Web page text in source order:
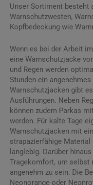
Unser Sortiment besteht
Warnschutzwesten,
Kopfbedeckung wie
Wenn es bei der Arbeit
eine Warnschutzjacke
und Regen werden
Stunden ein
Warnschutzjacken gibt
Ausführungen. Neben
können zudem Parkas
werden. Für kalte Tage
Warnschutzjacken mit
strapazierfähige
langlebig. Darüber
Tragekomfort, um selbst
angenehm zu sein. Die
Neonorange oder